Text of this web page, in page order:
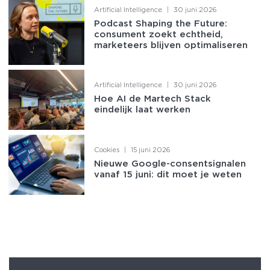
Artificial Intelligence | 30 juni 2026
Podcast Shaping the Future:
consument zoekt echtheid,
marketeers blijven optimaliseren
Artificial Intelligence 30 juni 2026
Hoe AI de Martech Stack
eindelijk laat werken
Cookies 15 juni 2026
Nieuwe Google-consentsignalen
vanaf 15 juni: dit moet je weten